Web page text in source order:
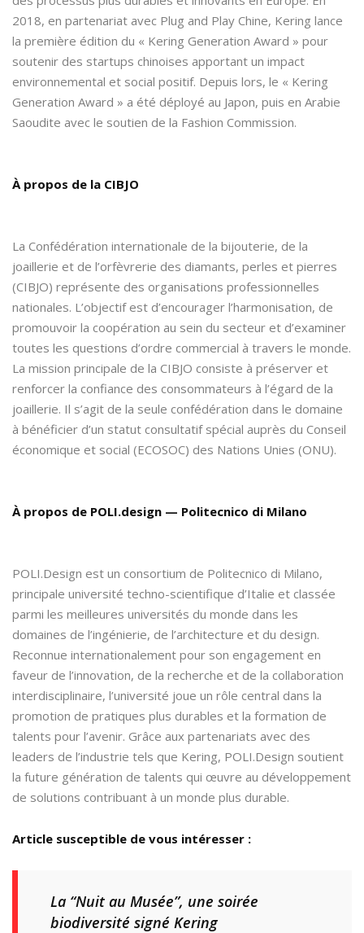
2018, en partenariat avec Plug and Play Chine, Kering lance
la première édition du « Kering Generation Award » pour
soutenir des startups chinoises apportant un impact
environnemental et social positif. Depuis lors, le « Kering
Generation Award » a été déployé au Japon, puis en Arabie
Saoudite avec le soutien de la Fashion Commission.
À propos de la CIBJO
La Confédération internationale de la bijouterie, de la
joaillerie et de l’orfèvrerie des diamants, perles et pierres
(CIBJO) représente des organisations professionnelles
nationales. L’objectif est d’encourager l’harmonisation, de
promouvoir la coopération au sein du secteur et d’examiner
toutes les questions d’ordre commercial à travers le monde.
La mission principale de la CIBJO consiste à préserver et
renforcer la confiance des consommateurs à l’égard de la
joaillerie. Il s’agit de la seule confédération dans le domaine
à bénéficier d’un statut consultatif spécial auprès du Conseil
économique et social (ECOSOC) des Nations Unies (ONU).
À propos de POLI.design — Politecnico di Milano
POLI.Design est un consortium de Politecnico di Milano,
principale université techno-scientifique d’Italie et classée
parmi les meilleures universités du monde dans les
domaines de l’ingénierie, de l’architecture et du design.
Reconnue internationalement pour son engagement en
faveur de l’innovation, de la recherche et de la collaboration
interdisciplinaire, l’université joue un rôle central dans la
promotion de pratiques plus durables et la formation de
talents pour l’avenir. Grâce aux partenariats avec des
leaders de l’industrie tels que Kering, POLI.Design soutient
la future génération de talents qui œuvre au développement
de solutions contribuant à un monde plus durable.
Article susceptible de vous intéresser :
La “Nuit au Musée”, une soirée
biodiversité signé Kering